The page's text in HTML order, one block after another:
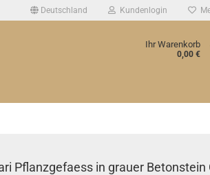
Deutschland Kundenlogin
Ihr Warenkorb
0,00 €
Pflanzgefaess in grauer Betonstein